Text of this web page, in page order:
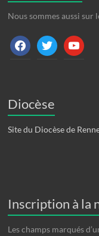
Nous sommes aussi sur
facebooktwitter youtube
Diocèse
Site du Diocèse de
Inscription à la
Les champs marqués